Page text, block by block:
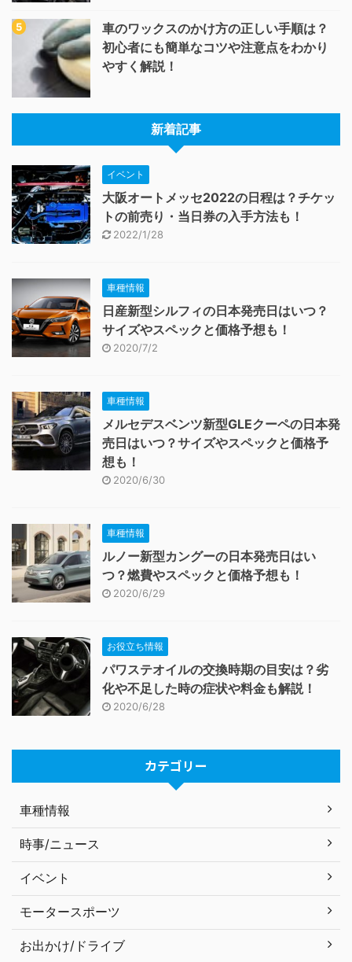
車のワックスのかけ方の正しい手順は？
初心者にも簡単なコツや注意点をわかり
やすく解説！
新着記事
イベント
大阪オートメッセ2022の日程は？チケッ
トの前売り・当日券の入手方法も！
2022/1/28
車種情報
日産新型シルフィの日本発売日はいつ？
サイズやスペックと価格予想も！
2020/7/2
車種情報
メルセデスベンツ新型GLEクーペの日本発
売日はいつ？サイズやスペックと価格予
想も！
2020/6/30
車種情報
ルノー新型カングーの日本発売日はい
つ？燃費やスペックと価格予想も！
2020/6/29
お役立ち情報
パワステオイルの交換時期の目安は？劣
化や不足した時の症状や料金も解説！
2020/6/28
カテゴリー
車種情報
時事/ニュース
イベント
モータースポーツ
お出かけ/ドライブ